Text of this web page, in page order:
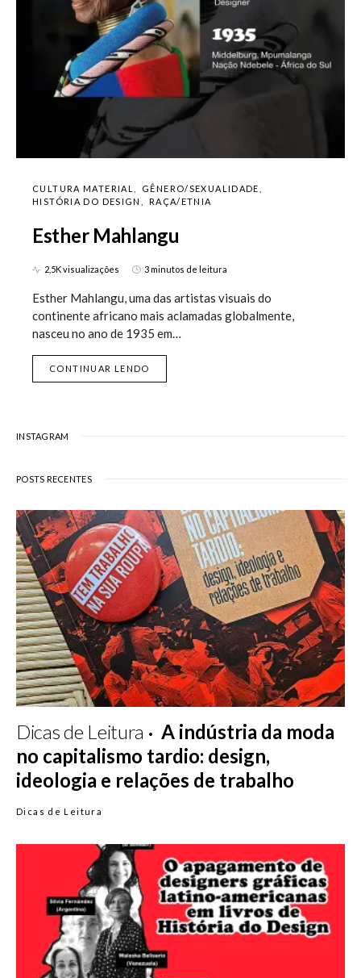
CULTURA MATERIAL
GÊNERO/SEXUALIDADE
HISTÓRIA DO DESIGN
RAÇA/ETNIA
Esther Mahlangu
2,5K visualizações 3 minutos de leitura
Esther Mahlangu, uma das artistas visuais do
continente africano mais aclamadas globalmente,
nasceu no ano de 1935 em…
CONTINUAR LENDO
INSTAGRAM
POSTS RECENTES
Dicas de Leitura
A indústria da moda
no capitalismo tardio: design,
ideologia e relações de trabalho
Dicas de Leitura